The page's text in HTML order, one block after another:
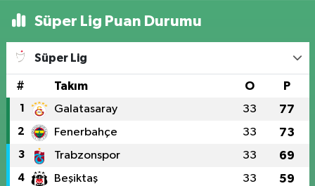
Süper Lig Puan Durumu
Süper Lig
# Takım O P
1 Galatasaray 33 77
2 Fenerbahçe 33 73
3 Trabzonspor 33 69
4 Beşiktaş 33 59